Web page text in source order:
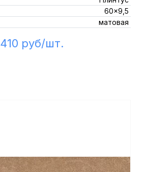
60x9,5
матовая
410 руб/шт.